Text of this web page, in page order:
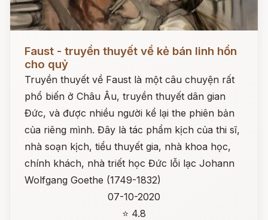
Faust - truyền thuyết về kẻ bán linh hồn
cho quỷ
Truyền thuyết về Faust là một câu chuyện rất
phổ biến ở Châu Âu, truyền thuyết dân gian
Đức, và được nhiều người kể lại the phiên bản
của riêng mình. Đây là tác phẩm kịch của thi sĩ,
nhà soạn kịch, tiểu thuyết gia, nhà khoa học,
chính khách, nhà triết học Đức lỗi lạc Johann
Wolfgang Goethe (1749-1832)
07-10-2020
⭐ 4.8